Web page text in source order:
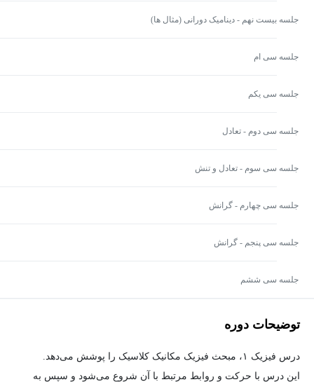
جلسه بیست نهم - دینامیک دورانی (مثال ها)
جلسه سی ام
جلسه سی یکم
جلسه سی دوم - تعادل
جلسه سی سوم - تعادل و تنش
جلسه سی چهارم - گرانش
جلسه سی پنجم - گرانش
جلسه سی ششم
توضیحات دوره
درس فیزیک ۱، مبحث فیزیک مکانیک کلاسیک را پوشش می‌دهد.
این درس با حرکت و روابط مرتبط با آن شروع می‌شود و سپس به